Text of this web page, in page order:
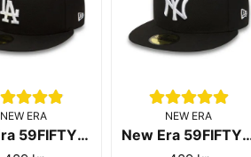
NEW ERA
New Era 59FIFTY Los Angeles Dodgers Black White
NEW ERA
New Era 59FIFTY New